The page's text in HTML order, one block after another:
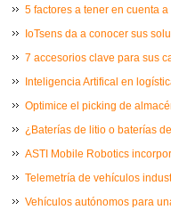
5 factores a tener en cuenta
IoTsens da a conocer sus
7 accesorios clave para sus
Inteligencia Artifical en
Optimice el picking de
¿Baterías de litio o baterías
ASTI Mobile Robotics
Telemetría de vehículos
Vehículos autónomos para